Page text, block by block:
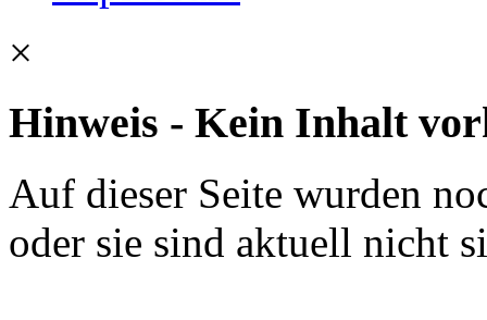
×
Hinweis - Kein Inhalt
Auf dieser Seite wurden
oder sie sind aktuell nicht